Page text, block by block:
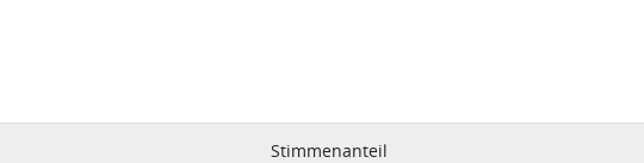
Stimmenanteil